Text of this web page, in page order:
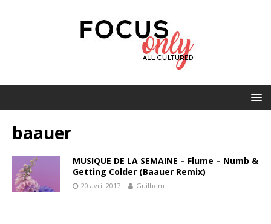
baauer
MUSIQUE DE LA SEMAINE – Flume – Numb &
Getting Colder (Baauer Remix)
20 avril 2017 Guilhem